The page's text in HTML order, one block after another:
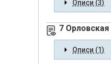
Описи (3)
7 Орловская
Описи (1)